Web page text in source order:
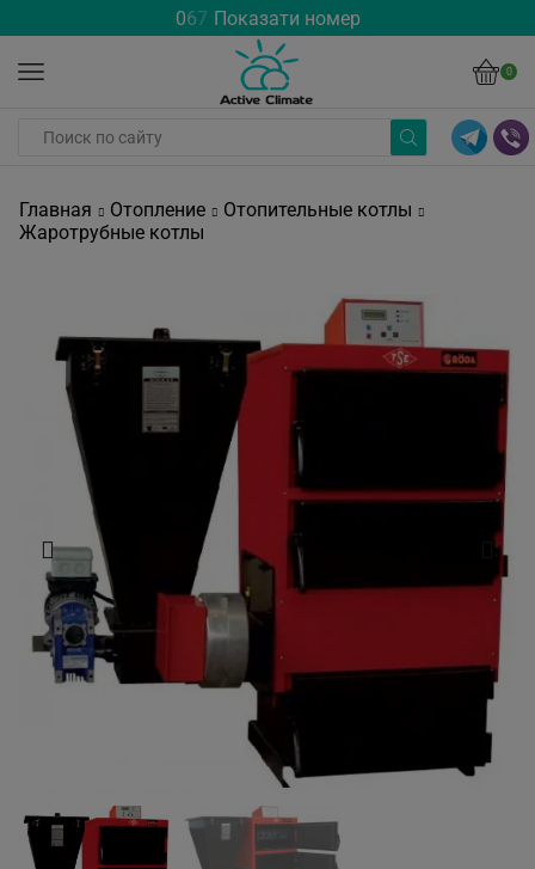
067 Показати номер
0
Главная Отопление
Отопительные котлы
Жаротрубные котлы